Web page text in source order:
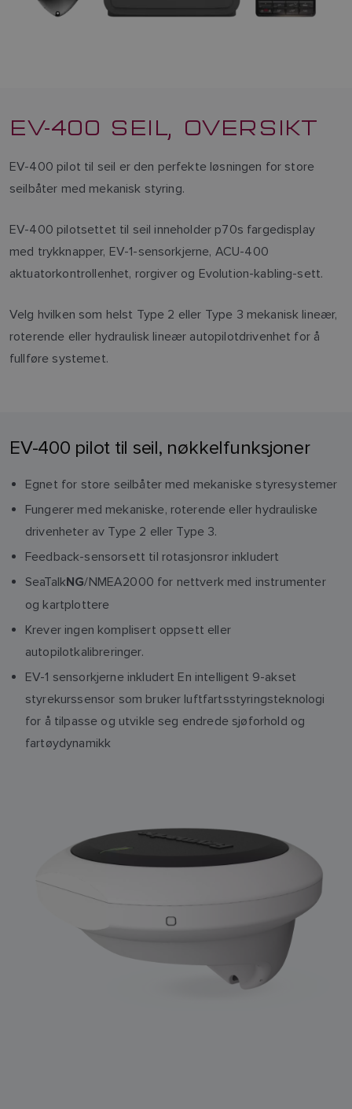
EV-400 SEIL, OVERSIKT
EV-400 pilot til seil er den perfekte løsningen for store
seilbåter med mekanisk styring.
EV-400 pilotsettet til seil inneholder p70s fargedisplay
med trykknapper, EV-1-sensorkjerne, ACU-400
aktuatorkontrollenhet, rorgiver og Evolution-kabling-sett.
Velg hvilken som helst Type 2 eller Type 3 mekanisk lineær,
roterende eller hydraulisk lineær autopilotdrivenhet for å
fullføre systemet.
EV-400 pilot til seil, nøkkelfunksjoner
Egnet for store seilbåter med mekaniske styresystemer
Fungerer med mekaniske, roterende eller hydrauliske
drivenheter av Type 2 eller Type 3.
Feedback-sensorsett til rotasjonsror inkludert
SeaTalkNG/NMEA2000 for nettverk med instrumenter
og kartplottere
Krever ingen komplisert oppsett eller
autopilotkalibreringer.
EV-1 sensorkjerne inkludert En intelligent 9-akset
styrekurssensor som bruker luftfartsstyringsteknologi
for å tilpasse og utvikle seg endrede sjøforhold og
fartøydynamikk